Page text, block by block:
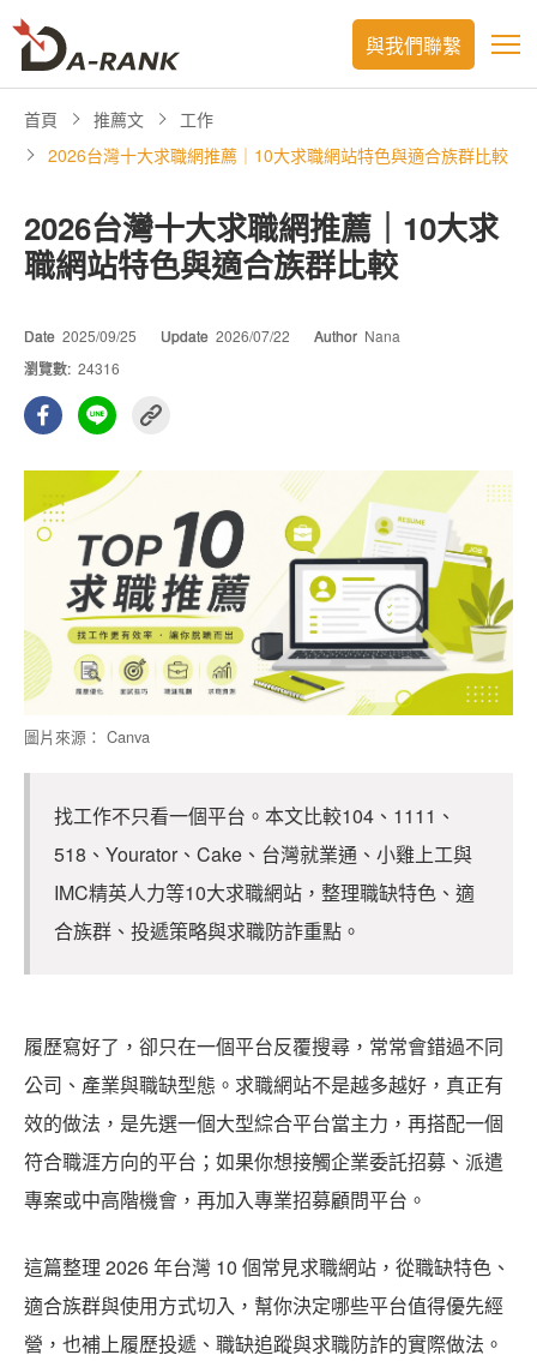
與我們聯繫
首頁 推薦文
工作
2026台灣十大求職網推薦｜10大求職網站特色與適合族群比較
2026台灣十大求職網推薦｜10大求
職網站特色與適合族群比較
Date 2025/09/25 Update 2026/07/22 Author Nana
瀏覽數: 24316
圖片來源： Canva
找工作不只看一個平台。本文比較104、1111、
518、Yourator、Cake、台灣就業通、小雞上工與
IMC精英人力等10大求職網站，整理職缺特色、適
合族群、投遞策略與求職防詐重點。
履歷寫好了，卻只在一個平台反覆搜尋，常常會錯過不同
公司、產業與職缺型態。求職網站不是越多越好，真正有
效的做法，是先選一個大型綜合平台當主力，再搭配一個
符合職涯方向的平台；如果你想接觸企業委託招募、派遣
專案或中高階機會，再加入專業招募顧問平台。
這篇整理 2026 年台灣 10 個常見求職網站，從職缺特色、
適合族群與使用方式切入，幫你決定哪些平台值得優先經
營，也補上履歷投遞、職缺追蹤與求職防詐的實際做法。